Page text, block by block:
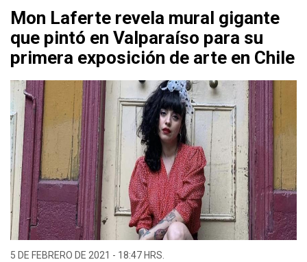
Mon Laferte revela mural gigante
que pintó en Valparaíso para su
primera exposición de arte en Chile
5 DE FEBRERO DE 2021 - 18:47 HRS.